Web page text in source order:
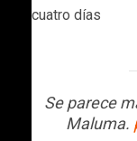
cuatro días
Se parece
Maluma.